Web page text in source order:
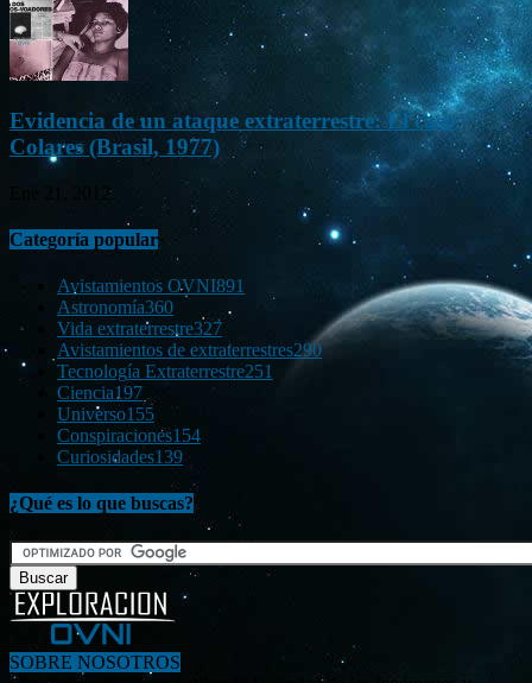
Evidencia de un ataque extraterrestre: El caso
Colares (Brasil, 1977)
Ene 21, 2012
Categoría popular
Avistamientos OVNI891
Astronomía360
Vida extraterrestre327
Avistamientos de extraterrestres290
Tecnología Extraterrestre251
Ciencia197
Universo155
Conspiraciones154
Curiosidades139
¿Qué es lo que buscas?
SOBRE NOSOTROS